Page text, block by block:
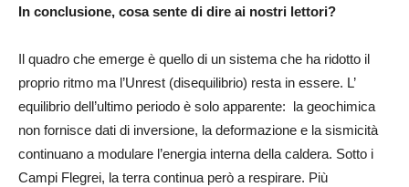
In conclusione, cosa sente di dire ai nostri lettori?
Il quadro che emerge è quello di un sistema che ha ridotto il
proprio ritmo ma l’Unrest (disequilibrio) resta in essere. L’
equilibrio dell’ultimo periodo è solo apparente: la geochimica
non fornisce dati di inversione, la deformazione e la sismicità
continuano a modulare l’energia interna della caldera. Sotto i
Campi Flegrei, la terra continua però a respirare. Più